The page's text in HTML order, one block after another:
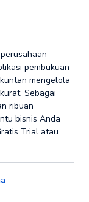
pembukuan
mengelola
Sebagai
ribuan
bisnis Anda
Trial atau